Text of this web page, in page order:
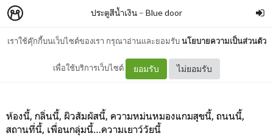
เราใช้คุ๊กกี้บนเว็บไซต์ของเรา กรุณาอ่านและยอมรับนโยบายความเป็นส่วนตัว
เพื่อใช้บริการเว็บไซต์ ยอมรับ ไม่ยอมรับ
ประตูสีน้ำเงิน – Blue door
Blue sky forever
ห้องนี้, กลิ่นนี้, ผิวสัมผัสนี้, ความหม่นหมองแกมสุขนี้, ถนนนี้,
สถานที่นี้, เพื่อนกลุ่มนี้…ความเยาว์วัยนี้